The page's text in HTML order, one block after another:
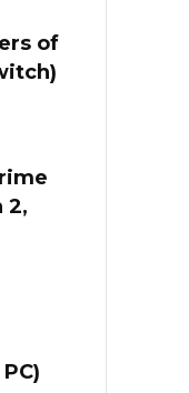
of
2,